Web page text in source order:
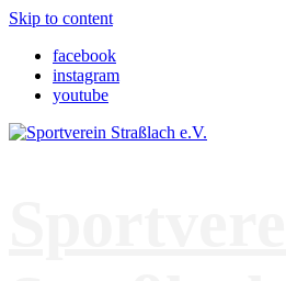
Skip to content
facebook
instagram
youtube